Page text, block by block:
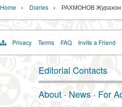
Home › Diaries › РАХМОНОВ Журахон
Privacy Terms FAQ Invite a Friend
Editorial Contacts
About · News · For